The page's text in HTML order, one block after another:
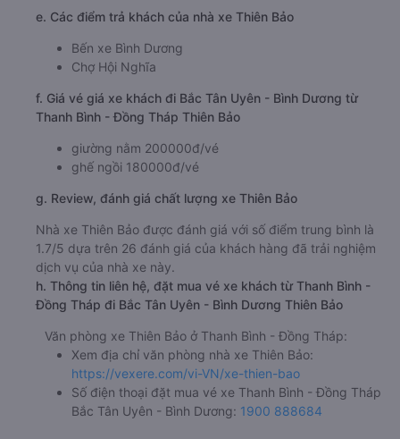
e. Các điểm trả khách của nhà xe Thiên Bảo
Bến xe Bình Dương
Chợ Hội Nghĩa
f. Giá vé giá xe khách đi Bắc Tân Uyên - Bình Dương từ
Thanh Bình - Đồng Tháp Thiên Bảo
giường nằm 200000đ/vé
ghế ngồi 180000đ/vé
g. Review, đánh giá chất lượng xe Thiên Bảo
Nhà xe Thiên Bảo được đánh giá với số điểm trung bình là
1.7/5 dựa trên 26 đánh giá của khách hàng đã trải nghiệm
dịch vụ của nhà xe này.
h. Thông tin liên hệ, đặt mua vé xe khách từ Thanh Bình -
Đồng Tháp đi Bắc Tân Uyên - Bình Dương Thiên Bảo
Văn phòng xe Thiên Bảo ở Thanh Bình - Đồng Tháp:
Xem địa chỉ văn phòng nhà xe Thiên Bảo:
https://vexere.com/vi-VN/xe-thien-bao
Số điện thoại đặt mua vé xe Thanh Bình - Đồng Tháp
Bắc Tân Uyên - Bình Dương: 1900 888684